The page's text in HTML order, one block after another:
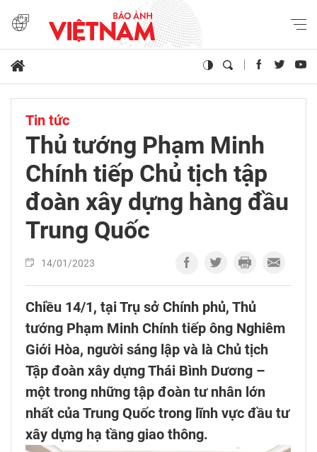
Tin tức
Thủ tướng Phạm Minh
Chính tiếp Chủ tịch tập
đoàn xây dựng hàng đầu
Trung Quốc
14/01/2023
Chiều 14/1, tại Trụ sở Chính phủ, Thủ
tướng Phạm Minh Chính tiếp ông Nghiêm
Giới Hòa, người sáng lập và là Chủ tịch
Tập đoàn xây dựng Thái Bình Dương –
một trong những tập đoàn tư nhân lớn
nhất của Trung Quốc trong lĩnh vực đầu tư
xây dựng hạ tầng giao thông.